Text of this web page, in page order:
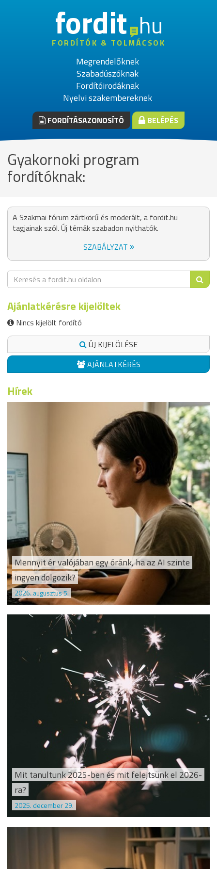
fordithu
FORDÍTÓK & TOLMÁCSOK
Megrendelőknek
Szabadúszóknak
Fordítóirodáknak
Nyelvi szakembereknek
FORDÍTÁSAZONOSÍTÓ BELÉPÉS
Gyakornoki program
fordítóknak:
A Szakmai fórum zártkörű és moderált, a fordit.hu
tagjainak szól. Új témák szabadon nyithatók.
SZABÁLYZAT
Ajánlatkérésre kijelöltek
Nincs kijelölt fordító
ÚJ KIJELÖLÉSE
AJÁNLATKÉRÉS
Hírek
Mennyit ér valójában egy óránk, ha az AI szinte
ingyen dolgozik?
2026. augusztus 5.
Mit tanultunk 2025-ben és mit felejtsünk el 2026-
ra?
2025. december 29.